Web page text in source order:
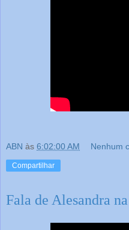
ABN às 6:02:00 AM Nenhum
Compartilhar
Fala de Alesandra